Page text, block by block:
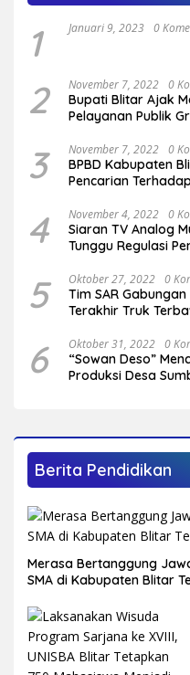
1 Januari 9, 2023 0
2 November 7, 2022 0
Bupati Blitar Ajak
Pelayanan Publik
3 November 7, 2022 0
BPBD Kabupaten
Pencarian
4 November 4, 2022 0
Siaran TV Analog
Tunggu Regulasi
5 Oktober 27, 2022 0
Tim SAR
Terakhir Truk
6 Oktober 31, 2022 0
“Sowan Deso”
Produksi Desa
Berita Pendidikan
Merasa Bertanggung
SMA di Kabupaten Blitar